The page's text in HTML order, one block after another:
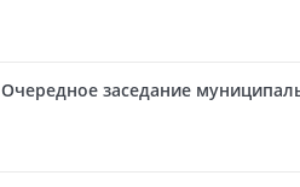
Очередное заседание